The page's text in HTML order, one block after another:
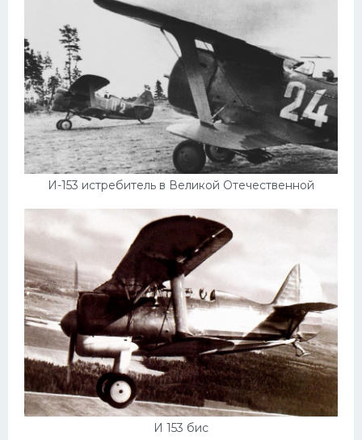
И-153 истребитель в Великой Отечественной
И 153 бис